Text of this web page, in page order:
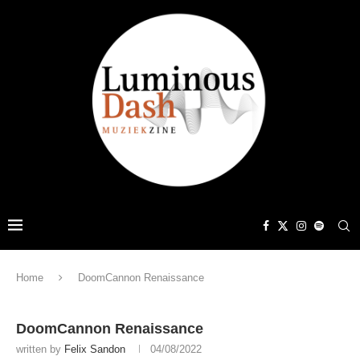
Home DoomCannon Renaissance
DoomCannon Renaissance
written by Felix Sandon 04/08/2022